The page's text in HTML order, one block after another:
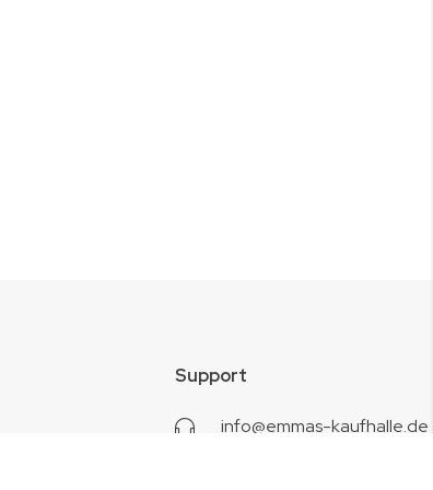
Support
info@emmas-kaufhalle.de